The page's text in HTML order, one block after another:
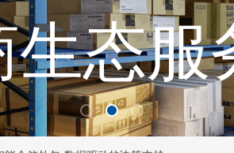
态服